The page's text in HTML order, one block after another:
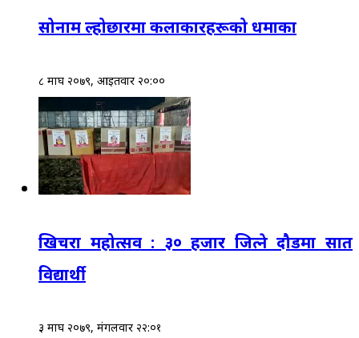
सोनाम ल्होछारमा कलाकारहरूको धमाका
८ माघ २०७९, आईतवार २०:००
खिचरा महोत्सव : ३० हजार जित्ने दौडमा सात
विद्यार्थी
३ माघ २०७९, मंगलवार २२:०१